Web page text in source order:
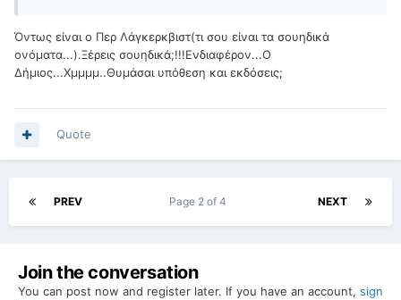
Όντως είναι ο Περ Λάγκερκβιστ(τι σου είναι τα σουηδικά
ονόματα...).Ξέρεις σουηδικά;!!!Ενδιαφέρον...Ο
Δήμιος...Χμμμμ..Θυμάσαι υπόθεση και εκδόσεις;
Quote
PREV NEXT
Page 2 of 4
Join the conversation
You can post now and register later. If you have an account, sign